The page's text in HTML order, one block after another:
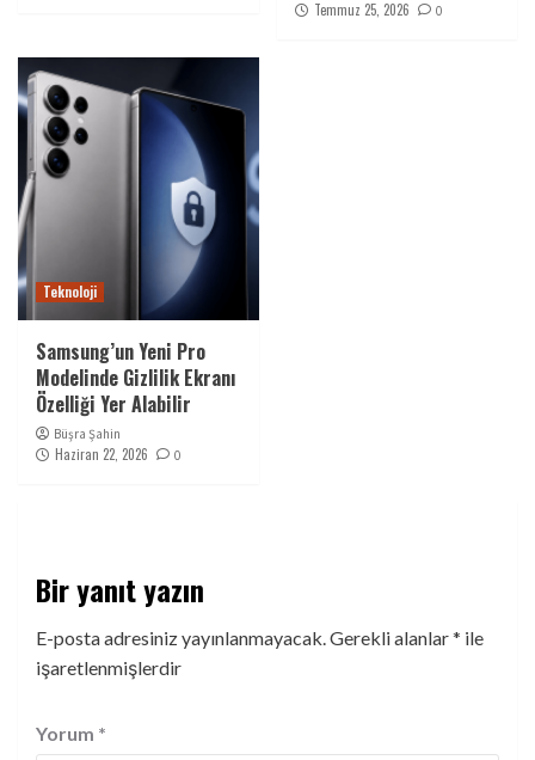
Temmuz 25, 2026 0
Teknoloji
Samsung’un Yeni Pro
Modelinde Gizlilik Ekranı
Özelliği Yer Alabilir
Büşra Şahin
Haziran 22, 2026 0
Bir yanıt yazın
E-posta adresiniz yayınlanmayacak.Gerekli alanlar* ile
işaretlenmişlerdir
Yorum *